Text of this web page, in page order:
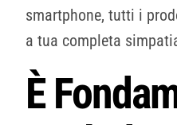
smartphone, tutti i
a tua completa
È